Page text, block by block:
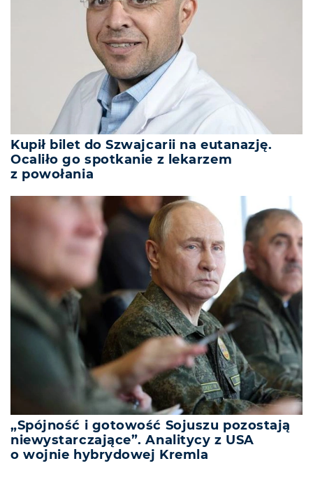
Kupił bilet do Szwajcarii na eutanazję.
Ocaliło go spotkanie z lekarzem
z powołania
„Spójność i gotowość Sojuszu pozostają
niewystarczające”. Analitycy z USA
o wojnie hybrydowej Kremla